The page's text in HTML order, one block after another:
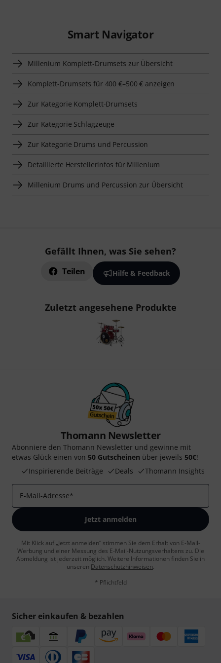
Smart Navigator
Millenium Komplett-Drumsets zur Übersicht
Komplett-Drumsets für 400 €–500 € anzeigen
Zur Kategorie Komplett-Drumsets
Zur Kategorie Schlagzeuge
Zur Kategorie Drums und Percussion
Detaillierte Herstellerinfos für Millenium
Millenium Drums und Percussion zur Übersicht
Gefällt Ihnen, was Sie sehen?
Teilen Hilfe & Feedback
Zuletzt angesehene Produkte
Thomann Newsletter
Abonniere den Thomann Newsletter und gewinne mit
etwas Glück einen von 50 Gutscheinen über jeweils 50€!
Inspirierende Beiträge
Deals Thomann Insights
E-Mail-Adresse*
Jetzt anmelden
Mit Klick auf „Jetzt anmelden“ stimmen Sie dem Erhalt von E-Mail-
Werbung und einer Messung des E-Mail-Nutzungsverhaltens zu. Die
Abmeldung ist jederzeit möglich. Weitere Informationen finden Sie in
unseren Datenschutzhinweisen.
* Pflichtfeld
Sicher einkaufen & bezahlen